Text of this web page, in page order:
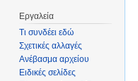
Εργαλεία
Τι συνδέει εδώ
Σχετικές αλλαγές
Ανέβασμα αρχείου
Ειδικές σελίδες